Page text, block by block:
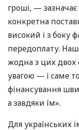
гроші, —
конкретна
високий і з боку
передоплату.
жодна з цих двох
увагою — і саме
фінансування
а завдяки їм».
Для українських